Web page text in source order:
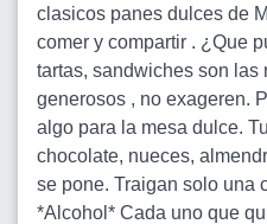
clasicos panes dulces de
comer y compartir . ¿Que
tartas, sandwiches son las
generosos , no exageren.
algo para la mesa dulce.
chocolate, nueces,
se pone. Traigan solo una
*Alcohol* Cada uno que